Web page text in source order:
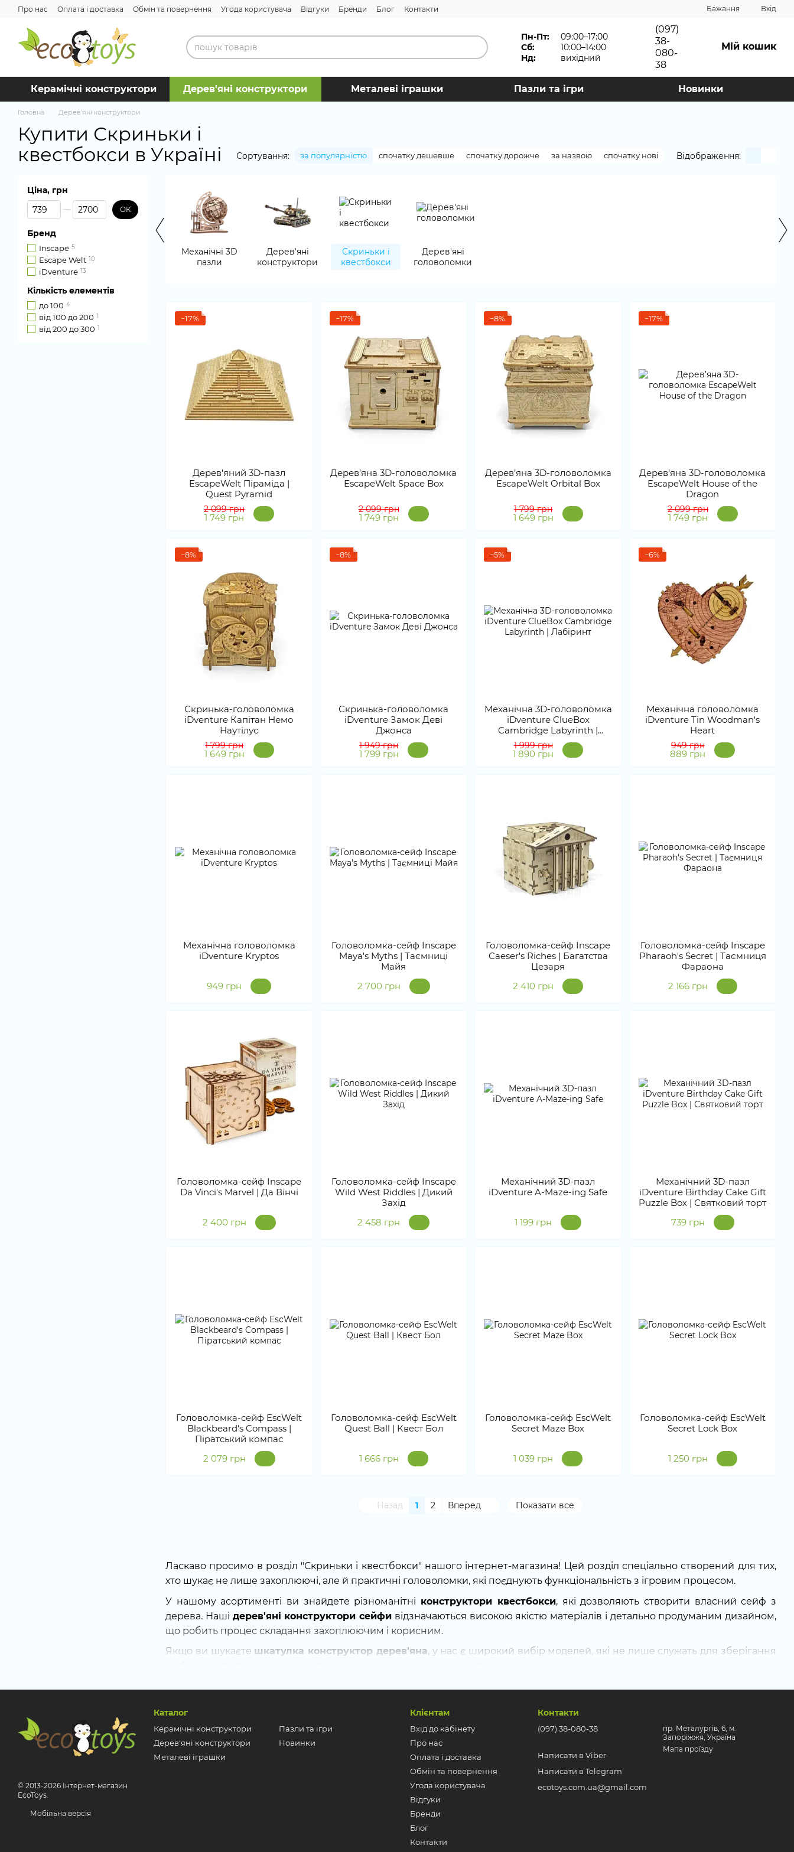
Перейти до основного контенту
Про нас Оплата і доставка Обмін та повернення Угода користувача Відгуки Бренди Блог Контакти Бажання Вхід
Пн-Пт:
09:00–17:00
Сб:
10:00–14:00
Нд:
вихідний
(097)
38-
080-
38
Мій кошик
Керамічні конструктори Дерев'яні конструктори Металеві іграшки Пазли та ігри Новинки
Головна Дерев'яні конструктори
Купити Скриньки і
квестбокси в Україні
Сортування: за популярністю спочатку дешевше спочатку дорожче за назвою спочатку нові Відображення:
Механічні 3D
пазли
Дерев'яні
конструктори
Скриньки і
квестбокси
Дерев'яні
головоломки
Ласкаво просимо в розділ "Скриньки і квестбокси" нашого інтернет-магазина! Цей розділ спеціально створений для тих,
хто шукає не лише захоплюючі, але й практичні головоломки, які поєднують функціональність з ігровим процесом.
У нашому асортименті ви знайдете різноманітні конструктори квестбокси, які дозволяють створити власний сейф з
дерева. Наші дерев'яні конструктори сейфи відзначаються високою якістю матеріалів і детально продуманим дизайном,
що робить процес складання захоплюючим і корисним.
Якщо ви шукаєте шкатулка конструктор дерев'яна, у нас є широкий вибір моделей, які не лише служать для зберігання
головоломок, які підходять як для дітей, так і для дорослих. У нас ви знайдете
складний конструкторіконструктор для
дорослих
, які забезпечують години розваг і розвитку.
Перегляньте наш асортимент скриньок і сейфів і знайдіть ідеальну модель, яка стане відмінним подарунком або
−17%
Дерев'яний 3D-пазл
EscapeWelt Піраміда |
Quest Pyramid
2 099 грн
1 749 грн
−17%
Дерев’яна 3D-головоломка
EscapeWelt Space Box
2 099 грн
1 749 грн
−8%
Дерев’яна 3D-головоломка
EscapeWelt Orbital Box
1 799 грн
1 649 грн
−17%
Дерев’яна 3D-головоломка
EscapeWelt House of the
Dragon
2 099 грн
1 749 грн
−8%
Скринька-головоломка
iDventure Капітан Немо
Наутілус
1 799 грн
1 649 грн
−8%
Скринька-головоломка
iDventure Замок Деві
Джонса
1 949 грн
1 799 грн
−5%
Механічна 3D-головоломка
iDventure ClueBox
Cambridge Labyrinth |
Лабіринт
1 999 грн
1 890 грн
−6%
Механічна головоломка
iDventure Tin Woodman's
Heart
949 грн
889 грн
Механічна головоломка
iDventure Kryptos
949 грн
Головоломка-сейф Inscape
Maya's Myths | Таємниці
Майя
2 700 грн
Головоломка-сейф Inscape
Caeser's Riches | Багатства
Цезаря
2 410 грн
Головоломка-сейф Inscape
Pharaoh's Secret | Таємниця
Фараона
2 166 грн
Головоломка-сейф Inscape
Da Vinci's Marvel | Да Вінчі
2 400 грн
Головоломка-сейф Inscape
Wild West Riddles | Дикий
Захід
2 458 грн
Механічний 3D-пазл
iDventure A-Maze-ing Safe
1 199 грн
Механічний 3D-пазл
iDventure Birthday Cake Gift
Puzzle Box | Святковий торт
739 грн
Головоломка-сейф EscWelt
Blackbeard's Compass |
Піратський компас
2 079 грн
Головоломка-сейф EscWelt
Quest Ball | Квест Бол
1 666 грн
Головоломка-сейф EscWelt
Secret Maze Box
1 039 грн
Головоломка-сейф EscWelt
Secret Lock Box
1 250 грн
Назад 1 2 Вперед Показати все
Ціна, грн
Від Ціна, грн
До Ціна, грн ОК
Бренд
Inscape 5
Escape Welt 10
iDventure 13
Кількість елементів
до 100 4
від 100 до 200 1
від 200 до 300 1
© 2013-2026 Інтернет-магазин
EcoToys.
Мобільна версія
Каталог
Керамічні конструктори
Дерев'яні конструктори
Металеві іграшки
Пазли та ігри
Новинки
Клієнтам
Вхід до кабінету
Про нас
Оплата і доставка
Обмін та повернення
Угода користувача
Відгуки
Бренди
Блог
Контакти
Контакти
(097) 38-080-38
Написати в Viber
Написати в Telegram
ecotoys.com.ua@gmail.com
пр. Металургів, 6, м.
Запоріжжя, Україна
Мапа проїзду